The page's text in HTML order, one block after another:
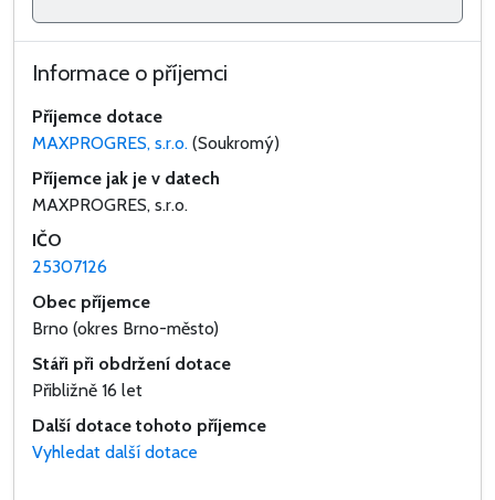
Informace o příjemci
Příjemce dotace
MAXPROGRES, s.r.o. (Soukromý)
Příjemce jak je v datech
MAXPROGRES, s.r.o.
IČO
25307126
Obec příjemce
Brno (okres Brno-město)
Stáři při obdržení dotace
Přibližně 16 let
Další dotace tohoto příjemce
Vyhledat další dotace